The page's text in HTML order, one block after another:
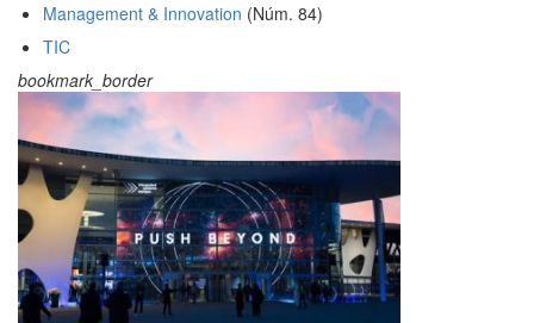
Management & Innovation (Núm. 84)
TIC
bookmark_border